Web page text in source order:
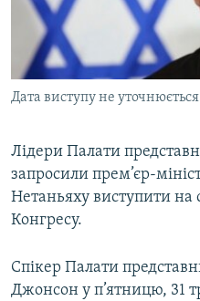
СПЕЦПРОЄКТИ
ПОДКАСТИ
КРИМ РЕАЛІЇ
УКР
КТАТ
ДОЛУЧАЙСЯ!
Дата виступу не уточнюється
Лідери Палати
запросили прем’єр-
Нетаньяху виступити на
Конгресу.
Спікер Палати
Джонсон у п’ятницю, 31